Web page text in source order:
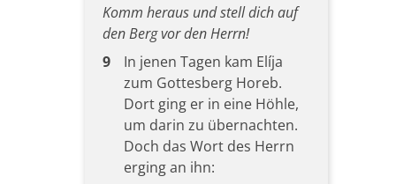
Komm heraus und stell dich auf
den Berg vor den Herrn!
9
In jenen Tagen kam Elíja
zum Gottesberg Horeb.
Dort ging er in eine Höhle,
um darin zu übernachten.
Doch das Wort des Herrn
erging an ihn: